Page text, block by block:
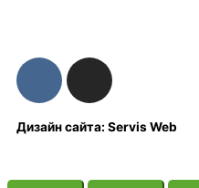
Дизайн сайта: Servis Web